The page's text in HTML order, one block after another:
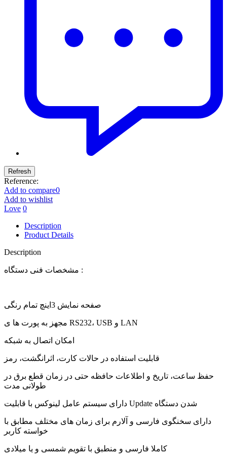
Reference:
Add to compare0
Add to wishlist
Love 0
Description
Product Details
Description
مشخصات فنی دستگاه :
صفحه نمایش 3اینچ تمام رنگی
مجهز به پورت ها ی RS232، USB و LAN
امکان اتصال به شبکه
قابلیت استفاده در حالات کارت، اثرانگشت، رمز
حفظ ساعت، تاریخ و اطلاعات حافظه حتی در زمان قطع برق در
طولانی مدت
دارای سیستم عامل لینوکس با قابلیت Update شدن دستگاه
دارای سخنگوی فارسی و آلارم برای زمان های مختلف مطابق با
خواسته کاربر
کاملا فارسی و منطبق با تقویم شمسی و یا میلادی